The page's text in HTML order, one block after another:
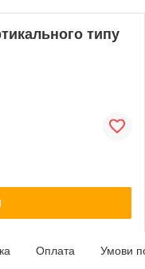
типу
Оплата Умови